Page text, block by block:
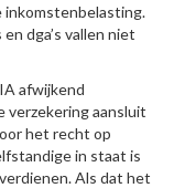
inkomstenbelasting.
dga’s vallen niet
afwijkend
verzekering aansluit
het recht op
in staat is
Als dat het